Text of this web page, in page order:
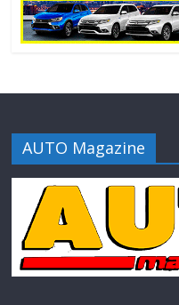
AUTO Magazine